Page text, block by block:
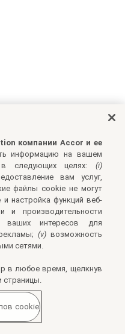
компании Accor и ее
информацию на вашем
следующих целях: (i)
вам услуг,
файлы cookie не могут
и настройка функций веб-
и производительности
ваших интересов для
(v)возможность
сетями.
в любое время, щелкнув
страницы.
cookie